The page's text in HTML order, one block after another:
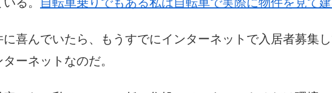
喜んでいたら、もうすでにインターネットで入居者募集
ーネットなのだ。